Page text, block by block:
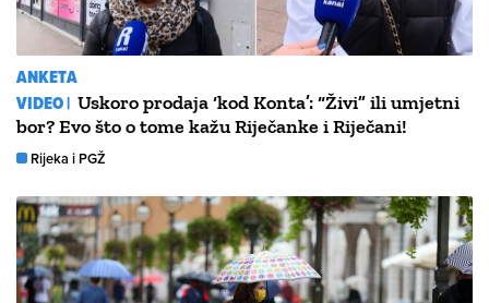
ANKETA
VIDEO | Uskoro prodaja ‘kod Konta’: “Živi” ili umjetni
bor? Evo što o tome kažu Riječanke i Riječani!
Rijeka i PGŽ